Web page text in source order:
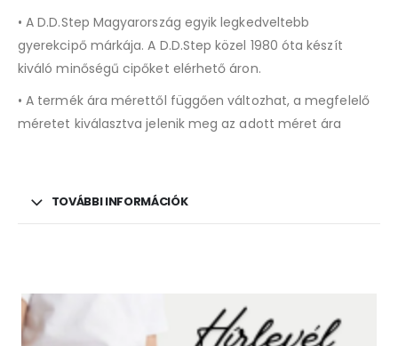
• A D.D.Step Magyarország egyik legkedveltebb
gyerekcipő márkája. A D.D.Step közel 1980 óta készít
kiváló minőségű cipőket elérhető áron.
• A termék ára mérettől függően változhat, a megfelelő
méretet kiválasztva jelenik meg az adott méret ára
TOVÁBBI INFORMÁCIÓK